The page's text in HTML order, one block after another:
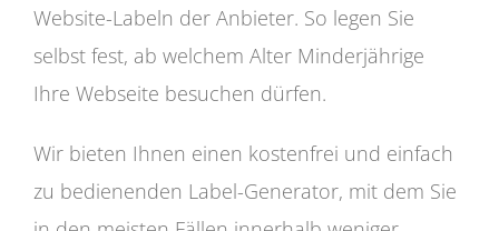
Website-Labeln der Anbieter. So legen Sie
selbst fest, ab welchem Alter Minderjährige
Ihre Webseite besuchen dürfen.
Wir bieten Ihnen einen kostenfrei und einfach
zu bedienenden Label-Generator, mit dem Sie